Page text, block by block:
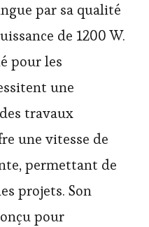
par sa qualité
de 1200 W.
pour les
une
travaux
une vitesse de
permettant de
projets. Son
pour